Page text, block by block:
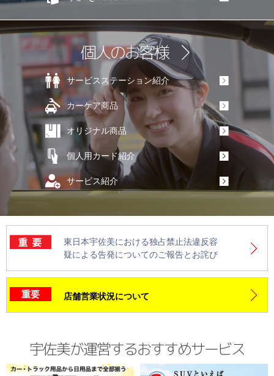
個人のお客様
サービスステーション紹介
カーケア商品
オリジナル商品
個人用カード紹介
サービス紹介
東日本宇佐美における独占禁止法違反容
疑による告発についてのご報告とお詫び
重要 店舗営業状況について
宇佐美が運営するおすすめサービス